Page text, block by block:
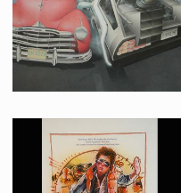
Peinture Originale de l'Affiche Suédoise de Retour vers le Futur